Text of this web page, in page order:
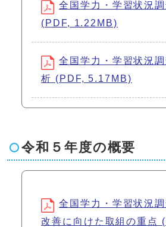
全国学力・学習状況
(PDF, 1.22MB)
全国学力・学習状況
析 (PDF, 5.17MB)
令和５年度の概要
全国学力・学習状況
改善に向けた取組の重点